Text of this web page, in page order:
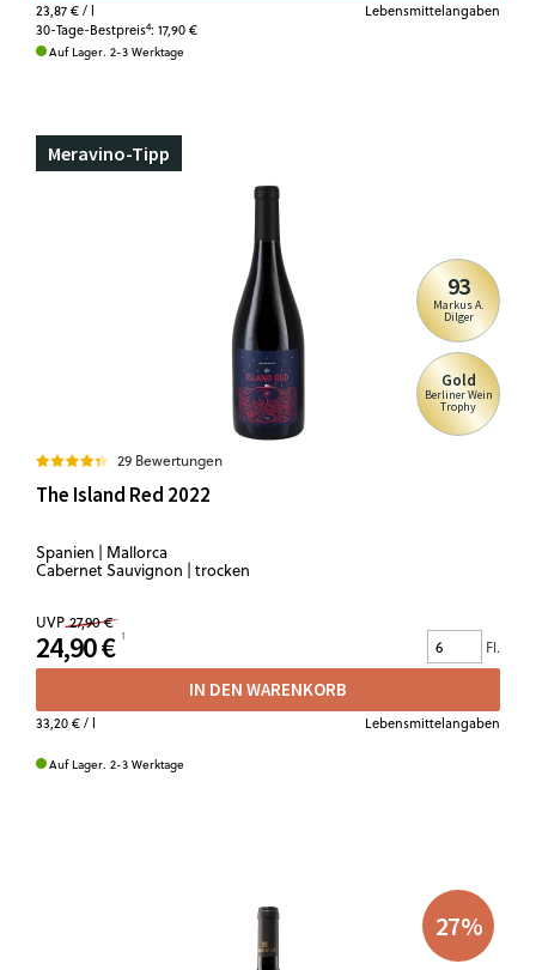
23,87 €/ l
Lebensmittelangaben
30-Tage-Bestpreis4: 17,90 €
Auf Lager. 2-3 Werktage
Meravino-Tipp
93
Markus A.
Dilger
Gold
Berliner Wein
Trophy
29 Bewertungen
The Island Red 2022
Spanien | Mallorca
Cabernet Sauvignon | trocken
UVP 27,90 €
24,90 € Fl.
IN DEN WARENKORB
33,20 €/ l Lebensmittelangaben
Auf Lager. 2-3 Werktage
27%